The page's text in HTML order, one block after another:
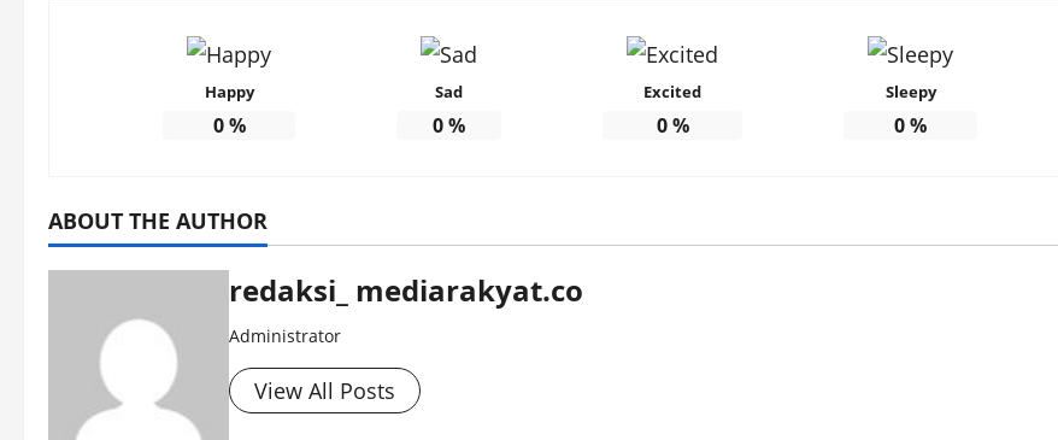
Happy
0%
Sad
0%
Excited
0%
Sleepy
0%
ABOUT THE AUTHOR
redaksi_ mediarakyat.co
Administrator
View All Posts